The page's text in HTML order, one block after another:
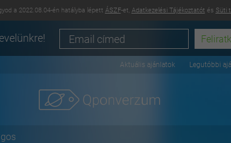
a 2022.08.04-én hatályba lépett ÁSZF-et, Adatkezelési Tájékoztatót és Süti
Aktuális ajánlatok Legutóbbi